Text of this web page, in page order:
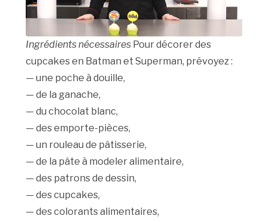
Ingrédients nécessaires Pour décorer des
cupcakes en Batman et Superman, prévoyez :
— une poche à douille,
— de la ganache,
— du chocolat blanc,
— des emporte-pièces,
— un rouleau de pâtisserie,
— de la pâte à modeler alimentaire,
— des patrons de dessin,
— des cupcakes,
— des colorants alimentaires,